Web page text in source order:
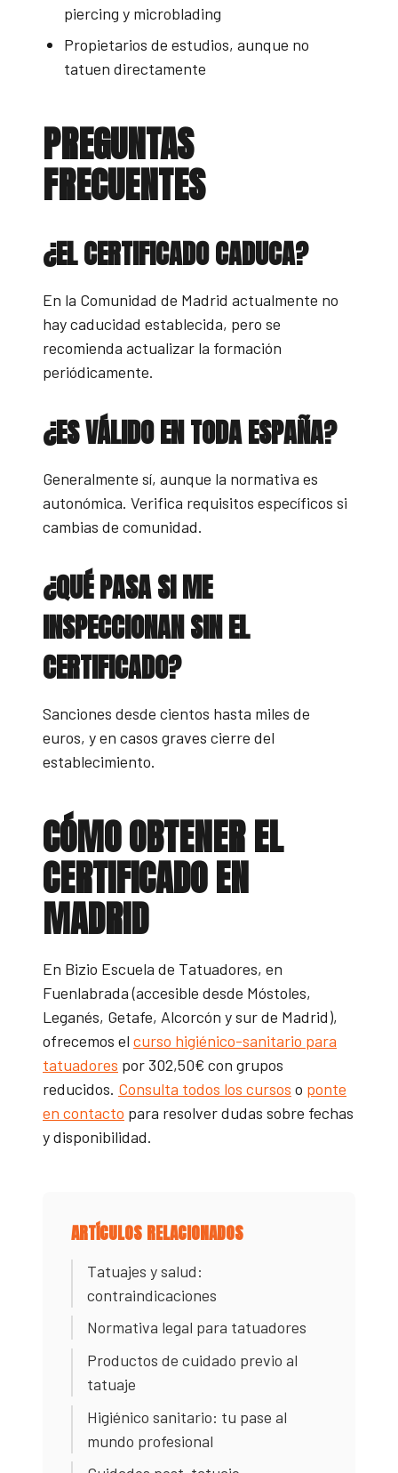
piercing y microblading
Propietarios de estudios, aunque no
tatuen directamente
PREGUNTAS
FRECUENTES
¿EL CERTIFICADO CADUCA?
En la Comunidad de Madrid actualmente no
hay caducidad establecida, pero se
recomienda actualizar la formación
periódicamente.
¿ES VÁLIDO EN TODA ESPAÑA?
Generalmente sí, aunque la normativa es
autonómica. Verifica requisitos específicos si
cambias de comunidad.
¿QUÉ PASA SI ME
INSPECCIONAN SIN EL
CERTIFICADO?
Sanciones desde cientos hasta miles de
euros, y en casos graves cierre del
establecimiento.
CÓMO OBTENER EL
CERTIFICADO EN
MADRID
En Bizio Escuela de Tatuadores, en
Fuenlabrada (accesible desde Móstoles,
Leganés, Getafe, Alcorcón y sur de Madrid),
ofrecemos el curso higiénico-sanitario para
tatuadores por 302,50€ con grupos
reducidos. Consulta todos los cursos o ponte
en contacto para resolver dudas sobre fechas
y disponibilidad.
ARTÍCULOS RELACIONADOS
Tatuajes y salud:
contraindicaciones
Normativa legal para tatuadores
Productos de cuidado previo al
tatuaje
Higiénico sanitario: tu pase al
mundo profesional